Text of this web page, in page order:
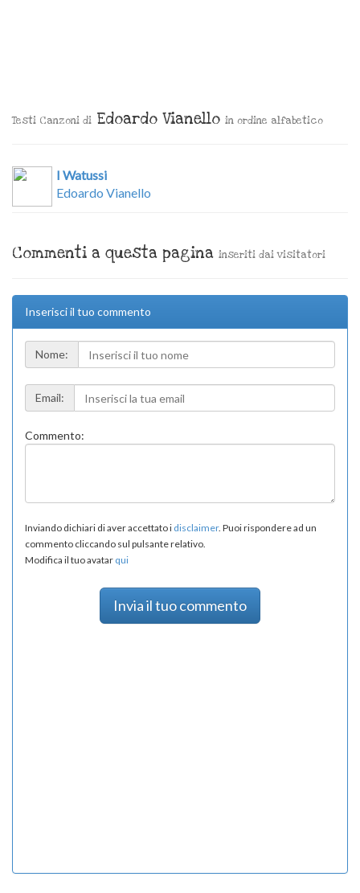
Testi Canzoni di Edoardo Vianello in ordine alfabetico
I Watussi
Edoardo Vianello
Commenti a questa pagina inseriti dai visitatori
Inserisci il tuo commento
Nome:
Email:
Commento:
Inviando dichiari di aver accettato i disclaimer. Puoi rispondere ad un
commento cliccando sul pulsante relativo.
Modifica il tuo avatar qui
Invia il tuo commento